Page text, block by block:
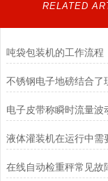
RELATED
吨袋包装机的工作流程
液体灌装机在运行中需
在线自动检重秤常见故